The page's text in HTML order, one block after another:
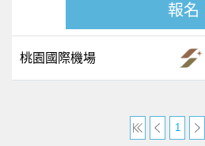
桃園國際機場
報名
1